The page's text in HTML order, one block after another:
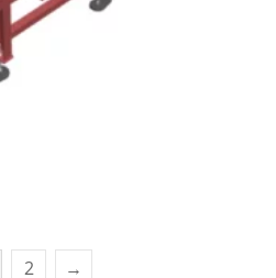
2 →